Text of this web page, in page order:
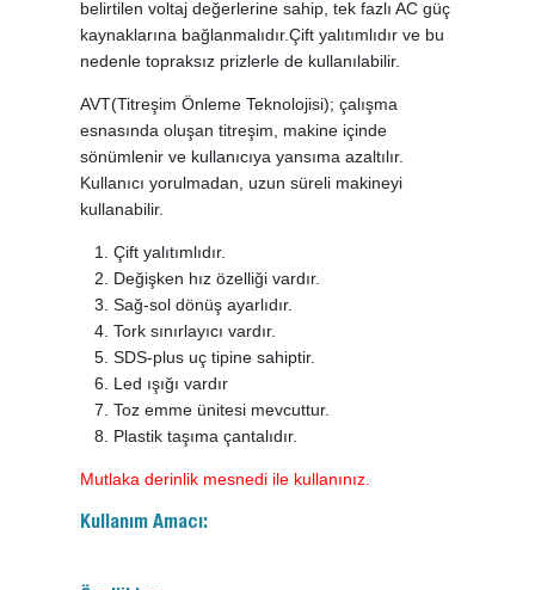
belirtilen voltaj değerlerine sahip, tek fazlı AC güç
kaynaklarına bağlanmalıdır.Çift yalıtımlıdır ve bu
nedenle topraksız prizlerle de kullanılabilir.
AVT(Titreşim Önleme Teknolojisi); çalışma
esnasında oluşan titreşim, makine içinde
sönümlenir ve kullanıcıya yansıma azaltılır.
Kullanıcı yorulmadan, uzun süreli makineyi
kullanabilir.
Çift yalıtımlıdır.
Değişken hız özelliği vardır.
Sağ-sol dönüş ayarlıdır.
Tork sınırlayıcı vardır.
SDS-plus uç tipine sahiptir.
Led ışığı vardır
Toz emme ünitesi mevcuttur.
Plastik taşıma çantalıdır.
Mutlaka derinlik mesnedi ile kullanınız.
Kullanım Amacı: